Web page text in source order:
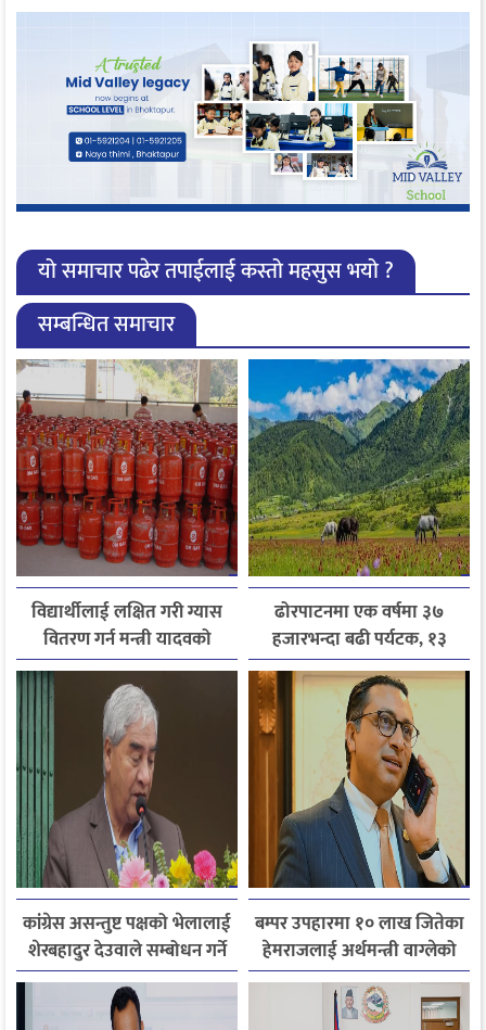
यो समाचार पढेर तपाईलाई कस्तो महसुस भयो ?
सम्बन्धित समाचार
विद्यार्थीलाई लक्षित गरी ग्यास
वितरण गर्न मन्त्री यादवको
निर्देशन
ढोरपाटनमा एक वर्षमा ३७
हजारभन्दा बढी पर्यटक, १३
हजारले बढ्यो आगमन
कांग्रेस असन्तुष्ट पक्षको भेलालाई
शेरबहादुर देउवाले सम्बोधन गर्ने
बम्पर उपहारमा १० लाख जितेका
हेमराजलाई अर्थमन्त्री वाग्लेको
फोन, रुपन्देहीकी सपनाले
जितिन् एक लाख